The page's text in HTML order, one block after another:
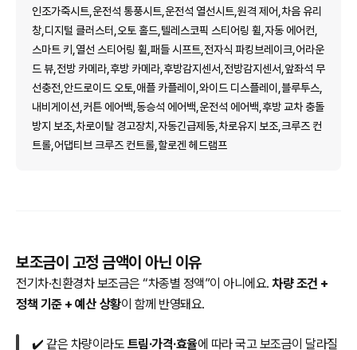
인조가죽시트,운전석 통풍시트,운전석 열선시트,원격 제어,차음 유리
창,디지털 클러스터,오토 홀드,텔레스코픽 스티어링 휠,자동 에어컨,
스마트 키,열선 스티어링 휠,패들 시프트,전자식 파킹브레이크,어라운
드 뷰,전방 카메라,후방 카메라,후방감지센서,전방감지센서,앞좌석 무
선충전,안드로이드 오토,애플 카플레이,와이드 디스플레이,블루투스,
내비게이션,커튼 에어백,동승석 에어백,운전석 에어백,후방 교차 충돌
방지 보조,차로이탈 경고장치,자동긴급제동,차로유지 보조,크루즈 컨
트롤,어댑티브 크루즈 컨트롤,할로겐 헤드램프
보조금이 고정 금액이 아닌 이유
전기차·친환경차 보조금은 “차종별 정액”이 아니에요. 차량 조건 +
정책 기준 + 예산 상황이 함께 반영돼요.
✔️ 같은 차량이라도 트림·가격·효율에 따라 국고 보조금이 달라질